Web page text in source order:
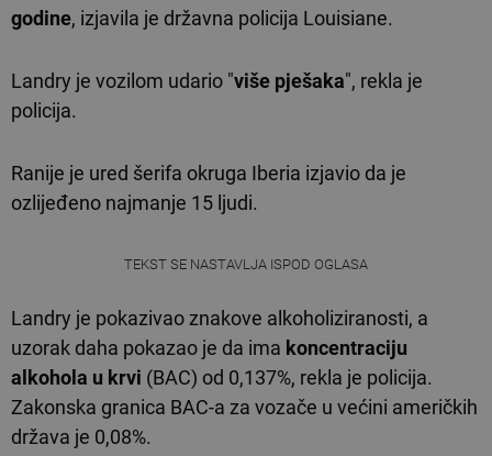
godine, izjavila je državna policija Louisiane.
Landry je vozilom udario "više pješaka", rekla je
policija.
Ranije je ured šerifa okruga Iberia izjavio da je
ozlijeđeno najmanje 15 ljudi.
TEKST SE NASTAVLJA ISPOD OGLASA
Landry je pokazivao znakove alkoholiziranosti, a
uzorak daha pokazao je da ima koncentraciju
alkohola u krvi (BAC) od 0,137%, rekla je policija.
Zakonska granica BAC-a za vozače u većini američkih
država je 0,08%.